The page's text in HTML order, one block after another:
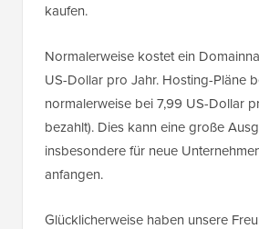
kaufen.
Normalerweise kostet ein
US-Dollar pro Jahr. Hosting-Pläne
normalerweise bei 7,99 US-Dollar
bezahlt). Dies kann eine große
insbesondere für neue
anfangen.
Glücklicherweise haben unsere